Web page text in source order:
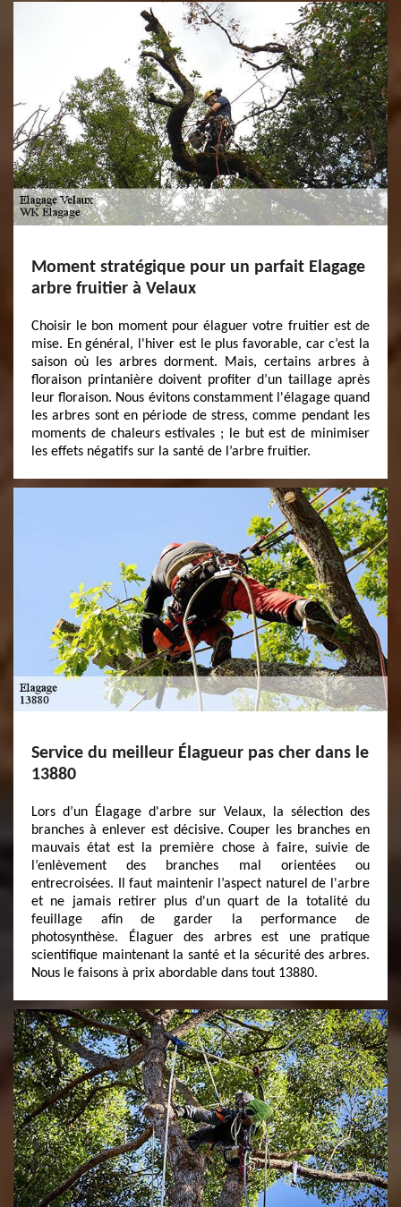
Moment stratégique pour un parfait Elagage
arbre fruitier à Velaux
Choisir le bon moment pour élaguer votre fruitier est de
mise. En général, l'hiver est le plus favorable, car c’est la
saison où les arbres dorment. Mais, certains arbres à
floraison printanière doivent profiter d’un taillage après
leur floraison. Nous évitons constamment l'élagage quand
les arbres sont en période de stress, comme pendant les
moments de chaleurs estivales ; le but est de minimiser
les effets négatifs sur la santé de l’arbre fruitier.
Service du meilleur Élagueur pas cher dans le
13880
Lors d’un Élagage d'arbre sur Velaux, la sélection des
branches à enlever est décisive. Couper les branches en
mauvais état est la première chose à faire, suivie de
l’enlèvement des branches mal orientées ou
entrecroisées. Il faut maintenir l’aspect naturel de l'arbre
et ne jamais retirer plus d'un quart de la totalité du
feuillage afin de garder la performance de
photosynthèse. Élaguer des arbres est une pratique
scientifique maintenant la santé et la sécurité des arbres.
Nous le faisons à prix abordable dans tout 13880.